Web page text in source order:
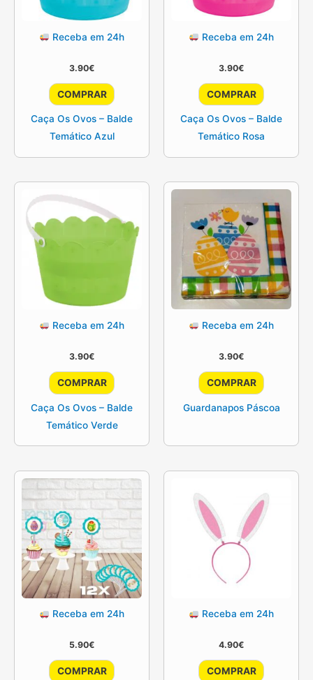
Receba em 24h
3.90€
COMPRAR
Caça Os Ovos – Balde
Temático Azul
Receba em 24h
3.90€
COMPRAR
Caça Os Ovos – Balde
Temático Rosa
Receba em 24h
3.90€
COMPRAR
Caça Os Ovos – Balde
Temático Verde
Receba em 24h
3.90€
COMPRAR
Guardanapos Páscoa
Receba em 24h
5.90€
COMPRAR
Receba em 24h
4.90€
COMPRAR